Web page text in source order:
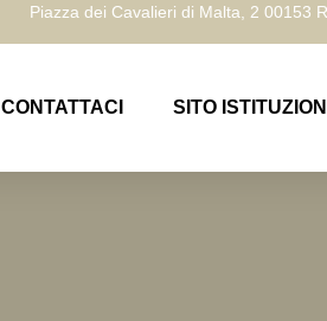
Piazza dei Cavalieri di Malta, 2 00153
CONTATTACI SITO